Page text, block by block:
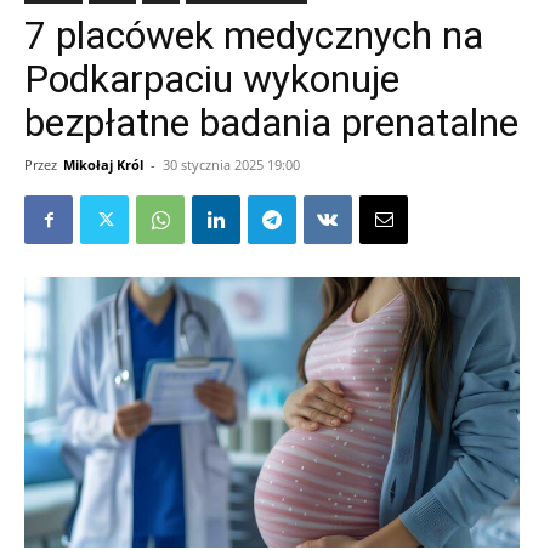
7 placówek medycznych na
Podkarpaciu wykonuje
bezpłatne badania prenatalne
Przez Mikołaj Król - 30 stycznia 2025 19:00